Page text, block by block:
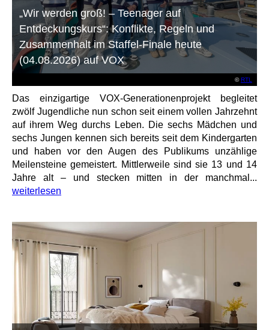
©RTL
„Wir werden groß! – Teenager auf
Entdeckungskurs“: Konflikte, Regeln und
Zusammenhalt im Staffel-Finale heute
(04.08.2026) auf VOX
Das einzigartige VOX-Generationenprojekt begleitet
zwölf Jugendliche nun schon seit einem vollen Jahrzehnt
auf ihrem Weg durchs Leben. Die sechs Mädchen und
sechs Jungen kennen sich bereits seit dem Kindergarten
und haben vor den Augen des Publikums unzählige
Meilensteine gemeistert. Mittlerweile sind sie 13 und 14
Jahre alt – und stecken mitten in der manchmal...
weiterlesen